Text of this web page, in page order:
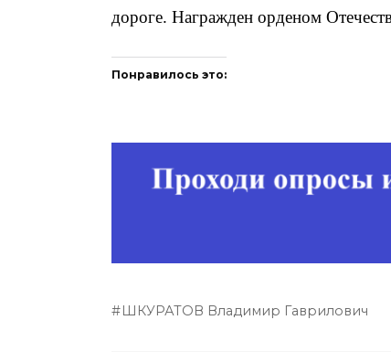
дороге. Награжден орденом
Понравилось это:
ШКУРАТОВ Владимир Гаврило­вич